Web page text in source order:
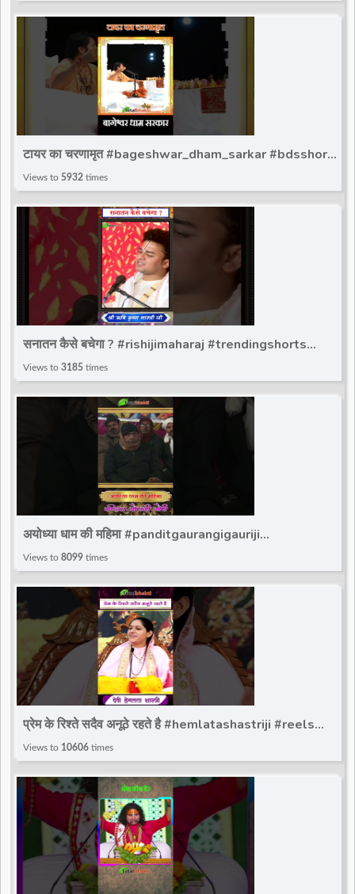
टायर का चरणामृत #bageshwar_dham_sarkar #bdsshorts
#bageshwardhamsarkar #ytshort
Views to 5932 times
सनातन कैसे बचेगा ? #rishijimaharaj #trendingshorts
#totalbhakti #viralvideoshorts
Views to 3185 times
अयोध्या धाम की महिमा #panditgaurangigauriji
#gaurangi_gauri_ji #totalbhakti
Views to 8099 times
प्रेम के रिश्ते सदैव अनूठे रहते है #hemlatashastriji #reels
#totalbhakti #devihemlatashastriji
Views to 10606 times